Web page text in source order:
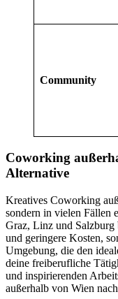
Community
Coworking
Alternative
Kreatives Coworking
sondern in vielen Fällen
Graz, Linz und Salzburg
und geringere Kosten,
Umgebung, die den
deine freiberufliche
und inspirierenden
außerhalb von Wien